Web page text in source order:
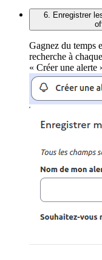
6. Enregistrer
Gagnez du temps
recherche à
« Créer une alerte